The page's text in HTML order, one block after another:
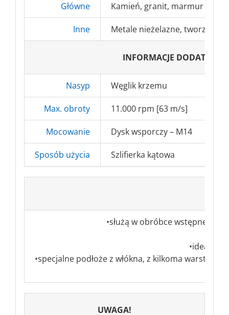
Główne Kamień, granit, marmur
Inne Metale nieżelazne, tworzywa
INFORMACJE
Nasyp Węglik krzemu
Max. obroty 11.000 rpm [63 m/s]
Mocowanie Dysk wsporczy – M14
Sposób użycia Szlifierka kątowa
•służą w obróbce wstępnej do
•idealne
•specjalne podłoże z włókna, z kilkoma
UWAGA!